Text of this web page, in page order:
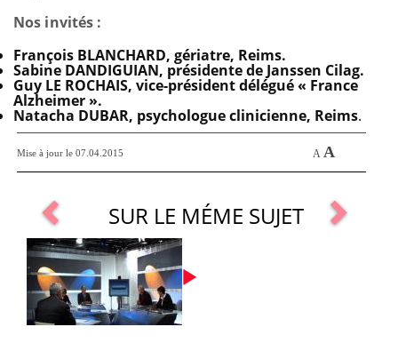
Nos invités :
François BLANCHARD, gériatre, Reims.
Sabine DANDIGUIAN, présidente de Janssen Cilag.
Guy LE ROCHAIS, vice-président délégué « France
Alzheimer ».
Natacha DUBAR, psychologue clinicienne, Reims.
Mise à jour le 07.04.2015 A A
SUR LE MÉME SUJET